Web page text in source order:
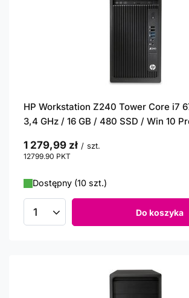
HP Workstation Z240 Tower Core i7
3,4 GHz / 16 GB / 480 SSD / Win 10
1 279,99 zł / szt.
12799.90 PKT
Dostępny (10 szt.)
Ilość produktów Do koszyka